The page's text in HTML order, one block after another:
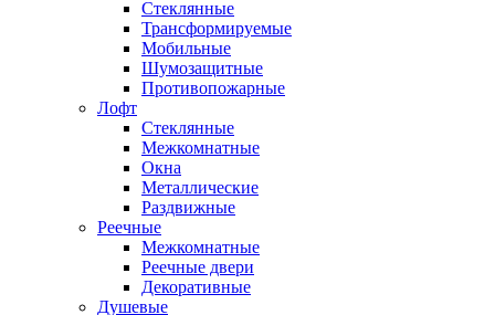
Стеклянные
Трансформируемые
Мобильные
Шумозащитные
Противопожарные
Лофт
Стеклянные
Межкомнатные
Окна
Металлические
Раздвижные
Реечные
Межкомнатные
Реечные двери
Декоративные
Душевые